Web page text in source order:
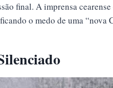
final. A imprensa
o medo de uma “nova